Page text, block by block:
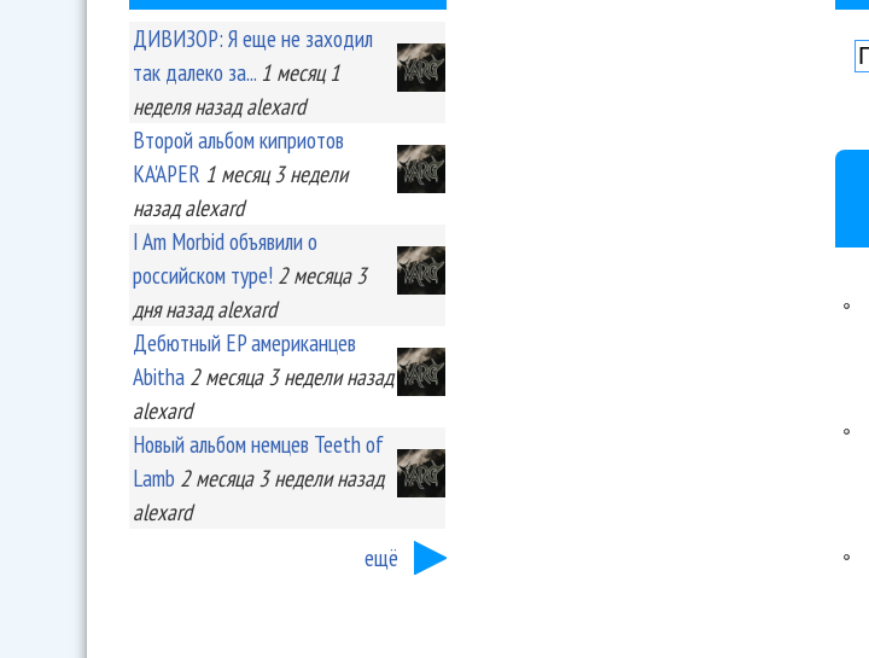
ДИВИЗОР: Я еще не заходил
так далеко за... 1 месяц 1
неделяназад alexard
Второй альбом киприотов
KA'APER 1 месяц 3 недели
назад alexard
I Am Morbid объявили о
российском туре! 2 месяца 3
дняназад alexard
Дебютный EP американцев
Abitha 2 месяца 3 неделиназад
alexard
Новый альбом немцев Teeth of
Lamb 2 месяца 3 неделиназад
alexard
ещё